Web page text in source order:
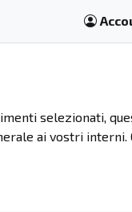
selezionati,
ai vostri interni.